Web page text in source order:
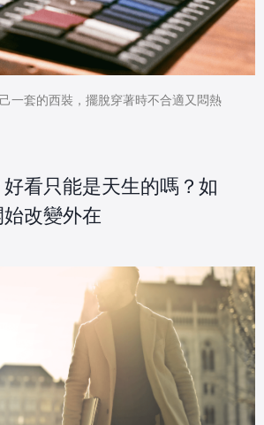
一套的西裝，擺脫穿著時不合適又悶熱
看只能是天生的嗎？如
改變外在